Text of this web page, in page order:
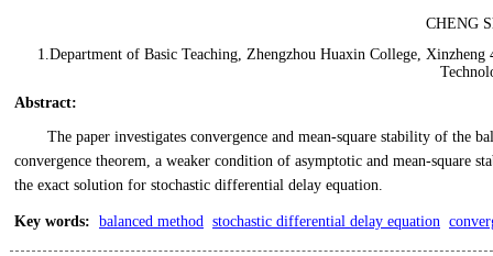
CHENG
1.Department of Basic Teaching, Zhengzhou Huaxin College,
Abstract:
The paper investigates convergence and mean-square stability of the
convergence theorem, a weaker condition of asymptotic and mean-square
the exact solution for stochastic differential delay equation.
Key words: balanced method stochastic differential delay equation